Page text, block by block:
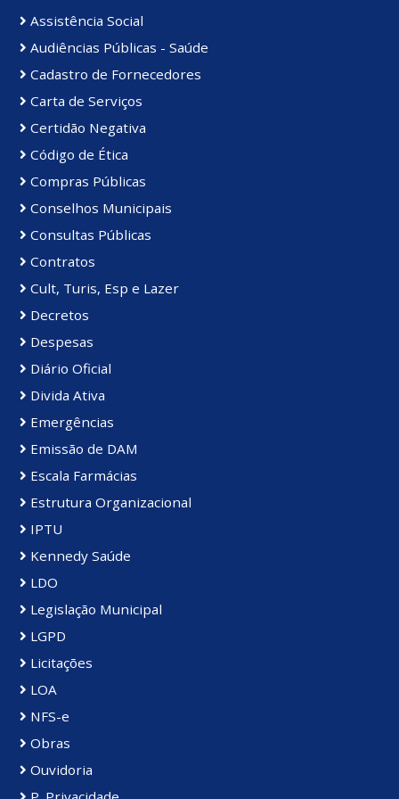
Assistência Social
Audiências Públicas - Saúde
Cadastro de Fornecedores
Carta de Serviços
Certidão Negativa
Código de Ética
Compras Públicas
Conselhos Municipais
Consultas Públicas
Contratos
Cult, Turis, Esp e Lazer
Decretos
Despesas
Diário Oficial
Divida Ativa
Emergências
Emissão de DAM
Escala Farmácias
Estrutura Organizacional
IPTU
Kennedy Saúde
LDO
Legislação Municipal
LGPD
Licitações
LOA
NFS-e
Obras
Ouvidoria